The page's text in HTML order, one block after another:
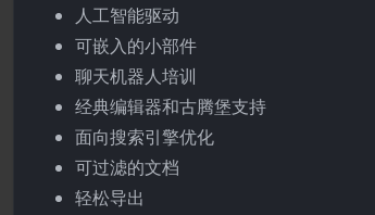
人工智能驱动
可嵌入的小部件
聊天机器人培训
经典编辑器和古腾堡支持
面向搜索引擎优化
可过滤的文档
轻松导出